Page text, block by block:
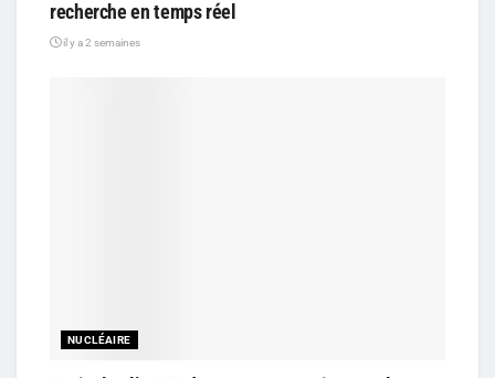
recherche en temps réel
il y a 2 semaines
NUCLÉAIRE